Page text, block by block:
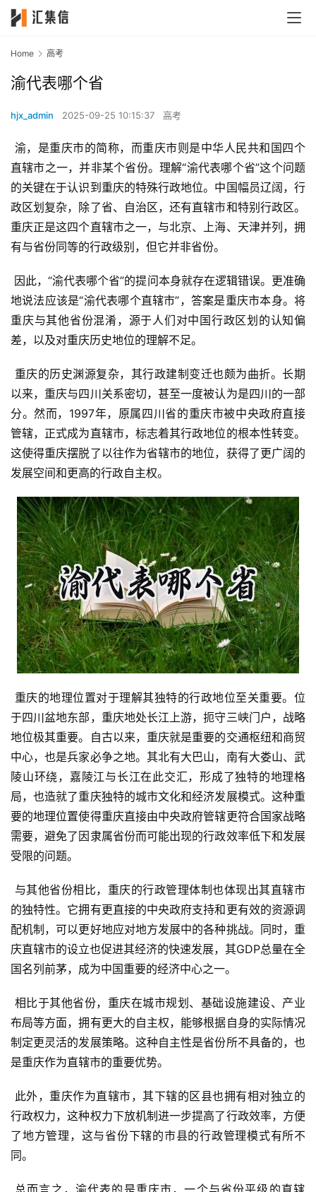
Home 高考
渝代表哪个省
hjx_admin 2025-09-25 10:15:37 高考
直辖市之一，并非某个省份。理解“渝代表哪个省”这个问题
的关键在于认识到重庆的特殊行政地位。中国幅员辽阔，行
政区划复杂，除了省、自治区，还有直辖市和特别行政区。
重庆正是这四个直辖市之一，与北京、上海、天津并列，拥
有与省份同等的行政级别，但它并非省份。
地说法应该是“渝代表哪个直辖市”，答案是重庆市本身。将
重庆与其他省份混淆，源于人们对中国行政区划的认知偏
差，以及对重庆历史地位的理解不足。
以来，重庆与四川关系密切，甚至一度被认为是四川的一部
分。然而，1997年，原属四川省的重庆市被中央政府直接
管辖，正式成为直辖市，标志着其行政地位的根本性转变。
这使得重庆摆脱了以往作为省辖市的地位，获得了更广阔的
发展空间和更高的行政自主权。
于四川盆地东部，重庆地处长江上游，扼守三峡门户，战略
地位极其重要。自古以来，重庆就是重要的交通枢纽和商贸
中心，也是兵家必争之地。其北有大巴山，南有大娄山、武
陵山环绕，嘉陵江与长江在此交汇，形成了独特的地理格
局，也造就了重庆独特的城市文化和经济发展模式。这种重
要的地理位置使得重庆直接由中央政府管辖更符合国家战略
需要，避免了因隶属省份而可能出现的行政效率低下和发展
受限的问题。
的独特性。它拥有更直接的中央政府支持和更有效的资源调
配机制，可以更好地应对地方发展中的各种挑战。同时，重
庆直辖市的设立也促进其经济的快速发展，其GDP总量在全
国名列前茅，成为中国重要的经济中心之一。
布局等方面，拥有更大的自主权，能够根据自身的实际情况
制定更灵活的发展策略。这种自主性是省份所不具备的，也
是重庆作为直辖市的重要优势。
行政权力，这种权力下放机制进一步提高了行政效率，方便
了地方管理，这与省份下辖的市县的行政管理模式有所不
同。